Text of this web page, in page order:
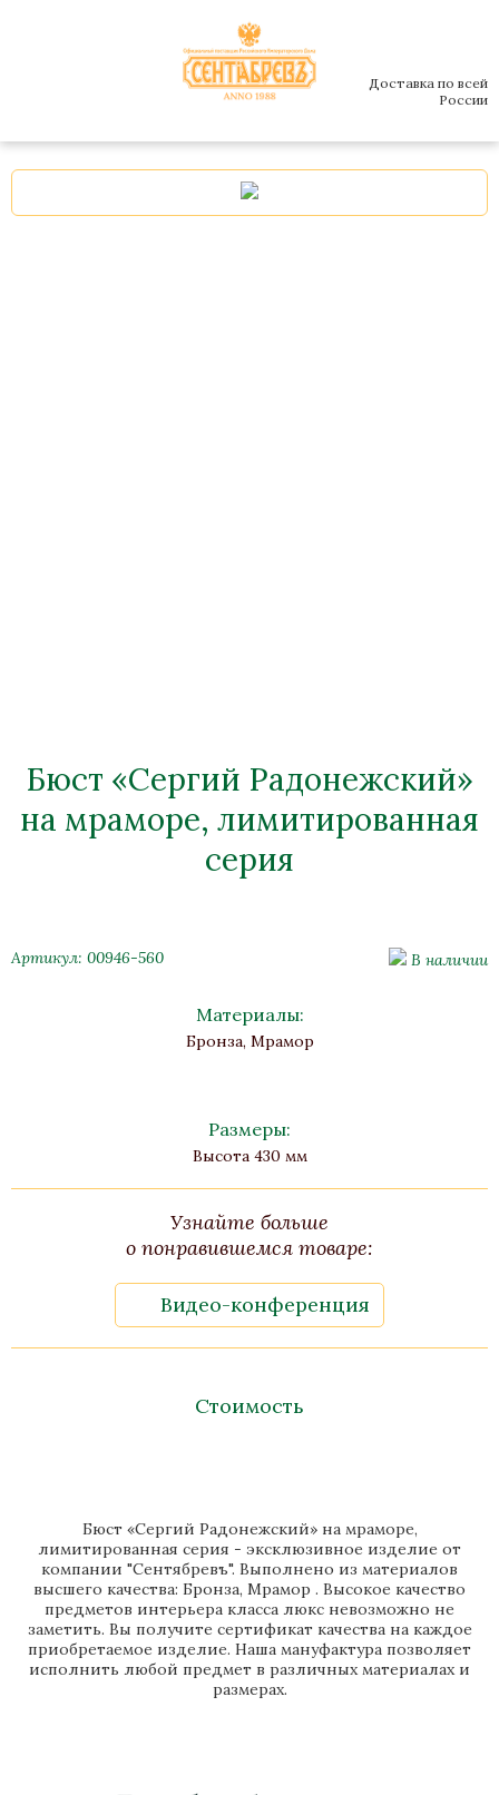
Доставка по всей
России
Бюст «Сергий Радонежский»
на мраморе, лимитированная
серия
Артикул: 00946-560 В наличии
Материалы:
Бронза, Мрамор
Размеры:
Высота 430 мм
Узнайте больше
о понравившемся товаре:
Видео-конференция
Стоимость
Бюст «Сергий Радонежский» на мраморе,
лимитированная серия - эксклюзивное изделие от
компании "Сентябревъ". Выполнено из материалов
высшего качества: Бронза, Мрамор . Высокое качество
предметов интерьера класса люкс невозможно не
заметить. Вы получите сертификат качества на каждое
приобретаемое изделие. Наша мануфактура позволяет
исполнить любой предмет в различных материалах и
размерах.